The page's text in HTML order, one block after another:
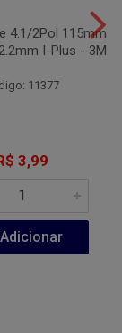
4.1/2Pol 115mm
I-Plus - 3M
11377
3,99